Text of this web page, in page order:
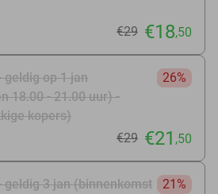
€29 €18,50
geldig op 1 jan
18.00 - 21.00 uur) -
kopers)
26%
€29 €21 ,50
geldig 3 jan (binnenkomst
21%